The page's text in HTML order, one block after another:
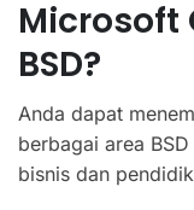
Microsoft
BSD?
Anda dapat
berbagai area
bisnis dan